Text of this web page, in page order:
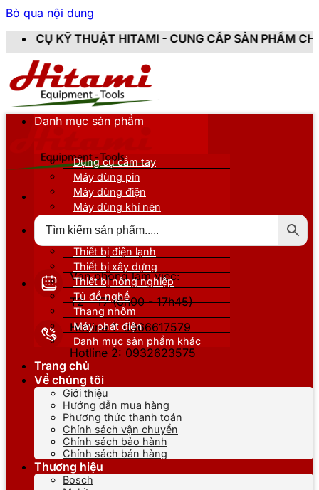
Bỏ qua nội dung
- CUNG CẤP SẢN PHẨM CHÍNH HÃNG, MỚI
Văn phòng làm việc:
T2 - T7 (8h00 - 17h45)
Hotline 1: 0866617579
Hotline 2: 0932623575
Danh mục sản phẩm
Dụng cụ cầm tay
Máy dùng pin
Máy dùng điện
Máy dùng khí nén
Thiết bị nâng đỡ
Thiết bị điện lạnh
Thiết bị xây dựng
Thiết bị nông nghiệp
Tủ đồ nghề
Thang nhôm
Máy phát điện
Danh mục sản phẩm khác
Trang chủ
Về chúng tôi
Giới thiệu
Hướng dẫn mua hàng
Phương thức thanh toán
Chính sách vận chuyển
Chính sách bảo hành
Chính sách bán hàng
Thương hiệu
Bosch